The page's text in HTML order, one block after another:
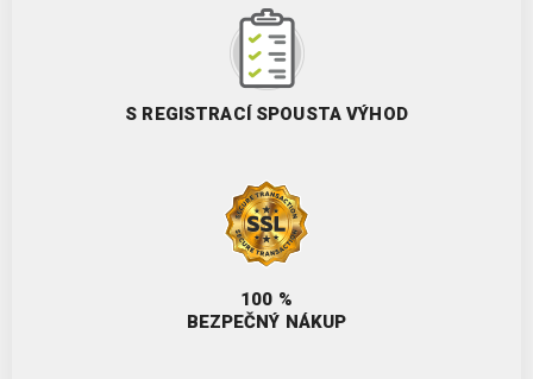
S REGISTRACÍ SPOUSTA VÝHOD
100 %
BEZPEČNÝ NÁKUP